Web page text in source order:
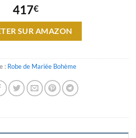
417€
SUR AMAZON
: Robe de Mariée Bohème